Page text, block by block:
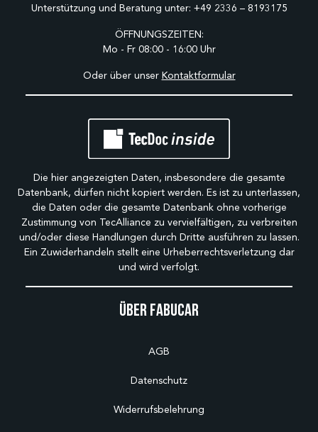
Über Fabucar
AGB
Datenschutz
Widerrufsbelehrung
Unterstützung und Beratung unter: +49 2336 – 8193175
ÖFFNUNGSZEITEN:
Mo - Fr 08:00 - 16:00 Uhr
Oder über unser Kontaktformular
Die hier angezeigten Daten, insbesondere die gesamte
Datenbank, dürfen nicht kopiert werden. Es ist zu unterlassen,
die Daten oder die gesamte Datenbank ohne vorherige
Zustimmung von TecAlliance zu vervielfältigen, zu verbreiten
und/oder diese Handlungen durch Dritte ausführen zu lassen.
Ein Zuwiderhandeln stellt eine Urheberrechtsverletzung dar
und wird verfolgt.